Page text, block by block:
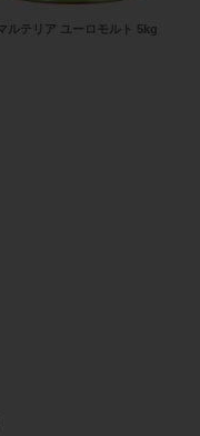
ルテリア ユーロモルト 5kg